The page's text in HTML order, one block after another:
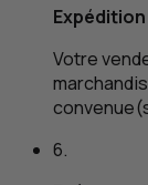
Votre
6.